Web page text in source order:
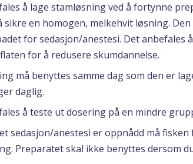
å lage stamløsning ved å fortynne
sikre en homogen, melkehvit løsning.
for sedasjon/anestesi. Det anbefales
for å redusere skumdannelse.
må benyttes samme dag som den er
daglig.
å teste ut dosering på en mindre
sedasjon/anestesi er oppnådd må
Preparatet skal ikke benyttes dersom